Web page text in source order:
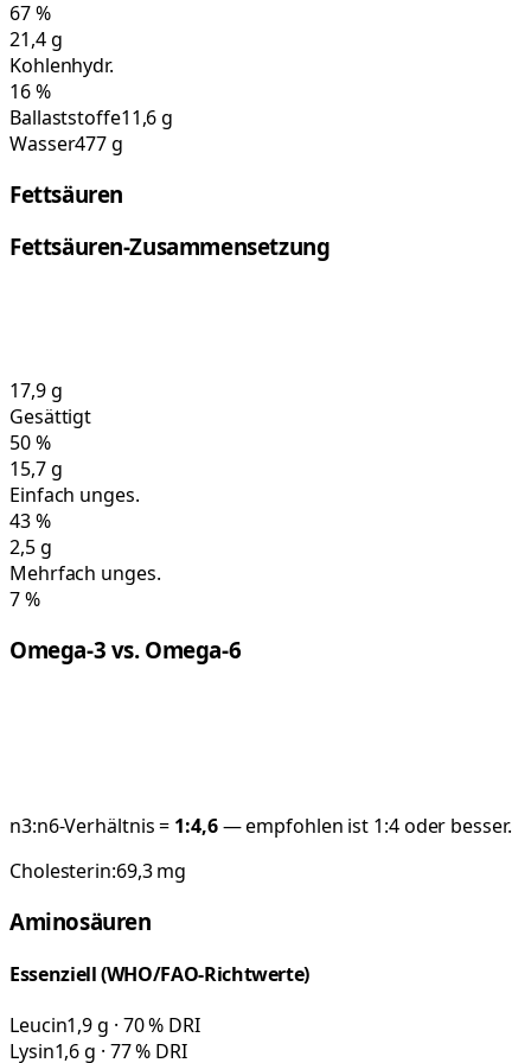
67%
21,4g
Kohlenhydr.
16%
Ballaststoffe11,6 g
Wasser477 g
Fettsäuren
Fettsäuren-Zusammensetzung
17,9g
Gesättigt
50%
15,7g
Einfach unges.
43%
2,5g
Mehrfach unges.
7%
Omega-3 vs. Omega-6
n3:n6-Verhältnis = 1:4,6— empfohlen ist 1:4 oder besser.
Cholesterin:69,3mg
Aminosäuren
Essenziell (WHO/FAO-Richtwerte)
Leucin1,9 g · 70 % DRI
Lysin1,6 g · 77 % DRI